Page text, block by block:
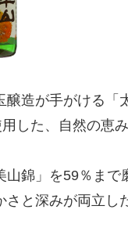
醸造が手がける「
した、自然の恵
山錦」を59％ま
と深みが両立し